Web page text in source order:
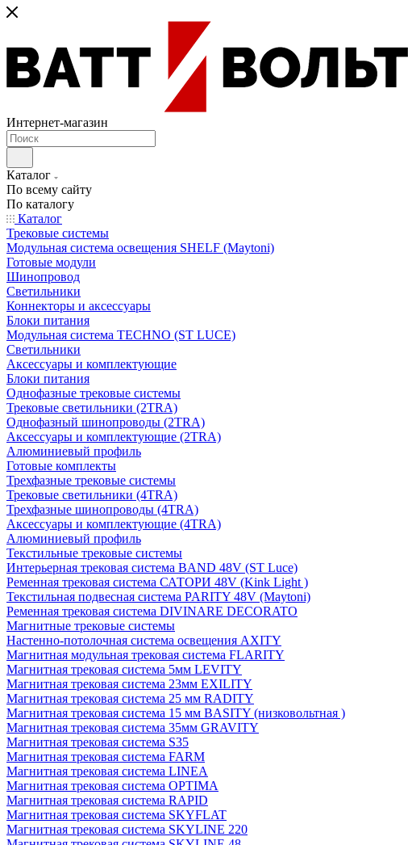
Интернет-магазин
Каталог
По всему сайту
По каталогу
Каталог
Трековые системы
Модульная система освещения SHELF (Maytoni)
Готовые модули
Шинопровод
Светильники
Коннекторы и аксессуары
Блоки питания
Модульная система TECHNO (ST LUCE)
Светильники
Аксессуары и комплектующие
Блоки питания
Однофазные трековые системы
Трековые светильники (2TRA)
Однофазный шинопроводы (2TRA)
Аксессуары и комплектующие (2TRA)
Алюминиевый профиль
Готовые комплекты
Трехфазные трековые системы
Трековые светильники (4TRA)
Трехфазные шинопроводы (4TRA)
Аксессуары и комплектующие (4TRA)
Алюминиевый профиль
Текстильные трековые системы
Интерьерная трековая система BAND 48V (ST Luce)
Ременная трековая система САТОРИ 48V (Kink Light )
Текстильная подвесная система PARITY 48V (Maytoni)
Ременная трековая система DIVINARE DECORATO
Магнитные трековые системы
Настенно-потолочная система освещения AXITY
Магнитная модульная трековая система FLARITY
Магнитная трековая система 5мм LEVITY
Магнитная трековая система 23мм EXILITY
Магнитная трековая система 25 мм RADITY
Магнитная трековая система 15 мм BASITY (низковольтная )
Магнитная трековая система 35мм GRAVITY
Магнитная трековая система S35
Магнитная трековая система FARM
Магнитная трековая система LINEA
Магнитная трековая система OPTIMA
Магнитная трековая система RAPID
Магнитная трековая система SKYFLAT
Магнитная трековая система SKYLINE 220